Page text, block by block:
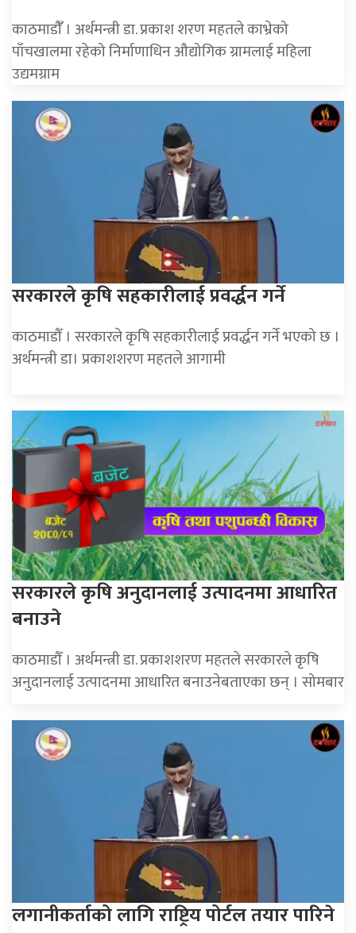
काठमाडौंँ । अर्थमन्त्री डा. प्रकाश शरण महतले काभ्रेको
पाँचखालमा रहेको निर्माणाधिन औद्योगिक ग्रामलाई महिला
उद्यमग्राम
सरकारले कृषि सहकारीलाई प्रवर्द्धन गर्ने
काठमाडौँ । सरकारले कृषि सहकारीलाई प्रवर्द्धन गर्ने भएको छ ।
अर्थमन्त्री डा। प्रकाशशरण महतले आगामी
सरकारले कृषि अनुदानलाई उत्पादनमा आधारित
बनाउने
काठमाडौँ । अर्थमन्त्री डा. प्रकाशशरण महतले सरकारले कृषि
अनुदानलाई उत्पादनमा आधारित बनाउनेबताएका छन् । सोमबार
लगानीकर्ताको लागि राष्ट्रिय पोर्टल तयार पारिने